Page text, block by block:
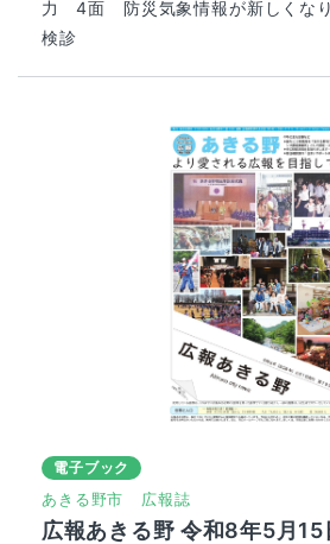
力 4面 防災気象情報が新しくな
検診
電子ブック
あきる野市 広報誌
広報あきる野 令和8年5月15